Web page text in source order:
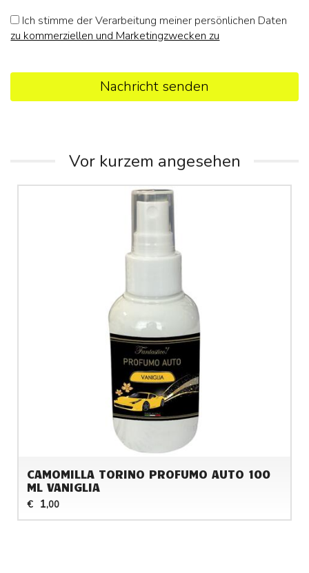
Ich stimme der Verarbeitung meiner persönlichen Daten
zu kommerziellen und Marketingzwecken zu
Nachricht senden
Vor kurzem angesehen
CAMOMILLA TORINO PROFUMO AUTO 100
ML VANIGLIA
€ 1,00